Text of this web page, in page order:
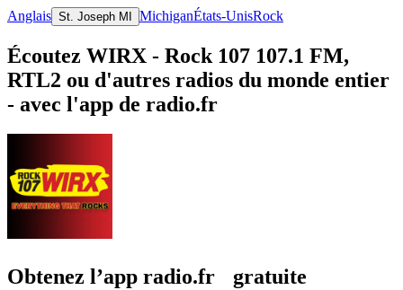
Anglais St. Joseph MI MichiganÉtats-UnisRock
Écoutez WIRX - Rock 107 107.1 FM,
RTL2 ou d'autres radios du monde entier
- avec l'app de radio.fr
Obtenez l’app radio.fr gratuite